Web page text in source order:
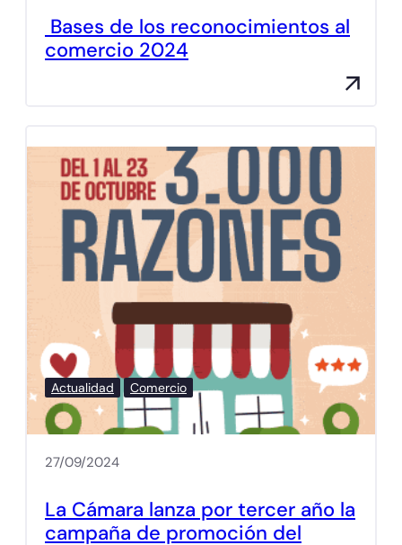
Bases de los reconocimientos al
comercio 2024
Actualidad Comercio
27/09/2024
La Cámara lanza por tercer año la
campaña de promoción del